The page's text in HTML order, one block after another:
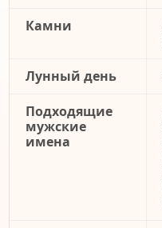
Камни
Лунный день
Подходящие
мужские
имена